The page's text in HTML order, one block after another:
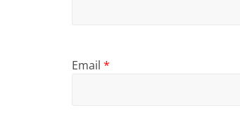
Email *